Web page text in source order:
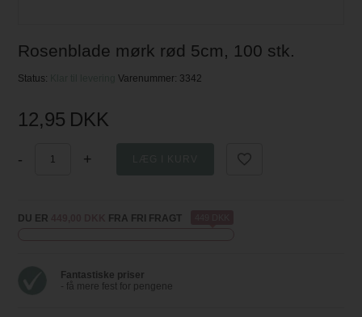
Rosenblade mørk rød 5cm, 100 stk.
Status: Klar til leveringVarenummer: 3342
12,95 DKK
- +
DU ER FRA FRI FRAGT
Fantastiske priser
- få mere fest for pengene